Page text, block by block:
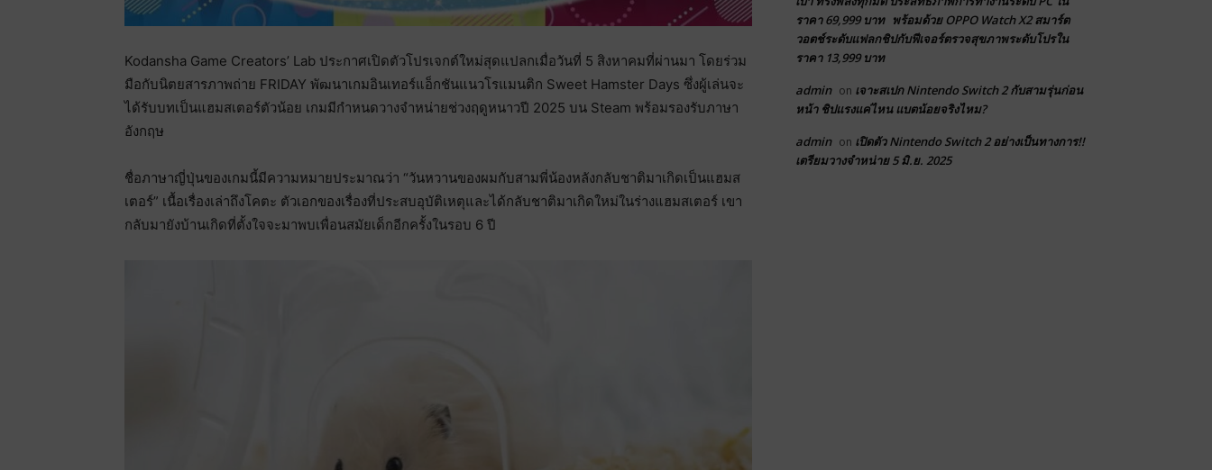
Kodansha Game Creators’ Lab ประกาศเปิดตัวโปรเจกต์ใหม่สุดแปลกเมื่อวันที่ 5 สิงหาคมที่ผ่านมา โดยร่วม
มือกับนิตยสารภาพถ่าย FRIDAY พัฒนาเกมอินเทอร์แอ็กชันแนวโรแมนติก Sweet Hamster Days ซึ่งผู้เล่นจะ
ได้รับบทเป็นแฮมสเตอร์ตัวน้อย เกมมีกำหนดวางจำหน่ายช่วงฤดูหนาวปี 2025 บน Steam พร้อมรองรับภาษา
อังกฤษ
ชื่อภาษาญี่ปุ่นของเกมนี้มีความหมายประมาณว่า “วันหวานของผมกับสามพี่น้องหลังกลับชาติมาเกิดเป็นแฮมส
เตอร์” เนื้อเรื่องเล่าถึงโคตะ ตัวเอกของเรื่องที่ประสบอุบัติเหตุและได้กลับชาติมาเกิดใหม่ในร่างแฮมสเตอร์ เขา
กลับมายังบ้านเกิดที่ตั้งใจจะมาพบเพื่อนสมัยเด็กอีกครั้งในรอบ 6 ปี
ราคา 69,999 บาท พร้อมด้วย OPPO Watch X2 สมาร์ต
วอตช์ระดับแฟลกชิปกับฟีเจอร์ตรวจสุขภาพระดับโปรใน
ราคา 13,999 บาท
admin on เจาะสเปก Nintendo Switch 2 กับสามรุ่นก่อน
หน้า ชิปแรงแค่ไหน แบตน้อยจริงไหม?
admin on เปิดตัว Nintendo Switch 2 อย่างเป็นทางการ!!
เตรียมวางจำหน่าย 5 มิ.ย. 2025